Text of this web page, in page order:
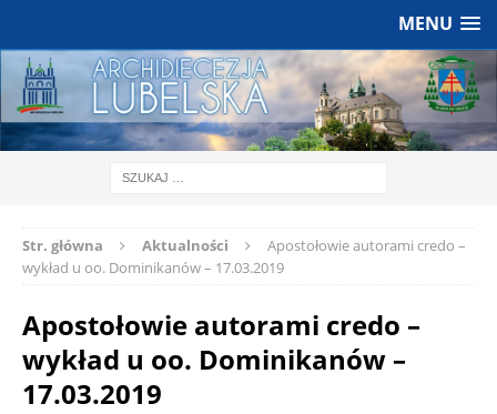
MENU
Str. główna Aktualności
Apostołowie autorami credo –
wykład u oo. Dominikanów – 17.03.2019
Apostołowie autorami credo –
wykład u oo. Dominikanów –
17.03.2019